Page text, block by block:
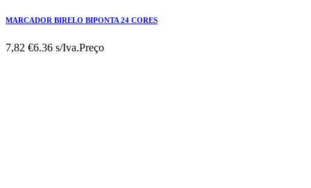
MARCADOR BIRELO BIPONTA 24 CORES
7,82 €6.36 s/Iva.Preço